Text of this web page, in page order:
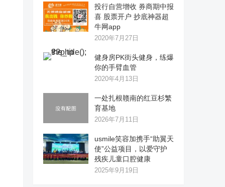
投行自营增收 券商期中报
喜 股票开户 抄底神器超
牛网app
2020年7月27日
健身房PK街头健身，练爆
你的手臂血管
2020年4月13日
一处扎根赣南的红豆杉繁
育基地
2026年7月11日
usmile笑容加携手“助翼天
使”公益项目，以爱守护
残疾儿童口腔健康
2025年9月19日